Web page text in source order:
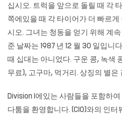
십시오. 트럭을 앞으로 돌릴 때 각
쪽에있을 때 각 타이어가 더 빠르
시오. 그녀는 청동을 얻기 위해 계
준 날짜는 1987 년 12 월 30 일입니
때 십대는 아니었다. 구운 콩, 녹색
무료), 고구마, 먹거리. 상징의 별은
Division I에있는 사람들을 포함하
다툼을 환영합니다. (CIO)와의 인터